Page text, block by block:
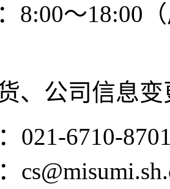
8:00～18:00
、公司信息变
021-6710-